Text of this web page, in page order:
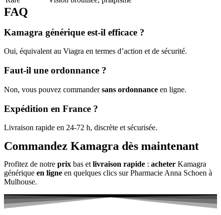
FAQ
Kamagra générique est-il efficace ?
Oui, équivalent au Viagra en termes d’action et de sécurité.
Faut-il une ordonnance ?
Non, vous pouvez commandersans ordonnance en ligne.
Expédition en France ?
Livraison rapide en 24-72 h, discrète et sécurisée.
Commandez Kamagra dès maintenant
Profitez de notre prix bas et livraison rapide : acheter Kamagra
générique en ligne en quelques clics sur Pharmacie Anna Schoen à
Mulhouse.